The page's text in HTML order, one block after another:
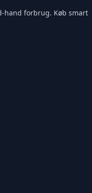
hand forbrug. Køb smart